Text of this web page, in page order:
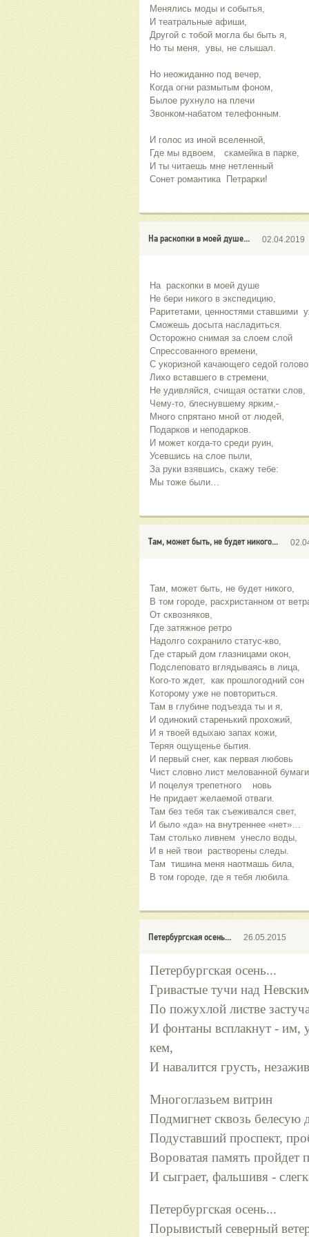
Менялись моды и событья,
И театральные афиши,
Другой с тобой могла бы быть я,
Но ты меня,  увы, не слышал.
Но неожиданно под вечер,
Когда огни размытым фоном,
Былое рухнуло на плечи
Звонком-набатом телефонным.
И голос из иной вселенной,
Где мы вдвоем,   скамейка в парке,
И ты читаешь мне нетленный
Сонет романтика  Петрарки!
На раскопки в моей душе... 02.04.2019
На  раскопки в моей душе
Не бери никого в экспедицию,
Раритетами, ценностями ставшими
Сможешь досыта насладиться.
Осторожно снимая за слоем слой
Спрессованного времени,
С укоризной качающего седой
Лихо вставшего в стремени,
Не удивляйся, счищая остатки слов,
Чему-то, блеснувшему ярким,-
Много спрятано мной от людей,
Подарков и неподарков.
И может когда-то среди руин,
Усевшись на слое пыли,
За руки взявшись, скажу тебе:
Мы тоже были…
Там, может быть, не будет никого...
Там, может быть, не будет никого,
В том городе, расхристанном от
От сквозняков,
Где затяжное ретро
Надолго сохранило статус-кво,
Где старый дом глазницами окон,
Подслеповато вглядываясь в лица,
Кого-то ждет,  как прошлогодний сон
Которому уже не повториться.
Там в глубине подъезда ты и я,
И одинокий старенький прохожий,
И я твоей вдыхаю запах кожи,
Теряя ощущенье бытия.
И первый снег, как первая любовь
Чист словно лист мелованной
И поцелуя трепетного    новь
Не придает желаемой отваги.
Там без тебя так съеживался свет,
И было «да» на внутреннее «нет»…
Там столько ливнем  унесло воды,
И в ней твои  растворены следы.
Там  тишина меня наотмашь била,
В том городе, где я тебя любила.
Петербургская осень... 26.05.2015
Петербургская осень...
Гривастые тучи над
По пожухлой листве
И фонтаны всплакнут - им,
кем,
И навалится грусть,
Многоглазьем витрин
Подмигнет сквозь белесую
Подуставший проспект,
Вороватая память пройдет
И сыграет, фальшивя -
Петербургская осень...
Порывистый северный